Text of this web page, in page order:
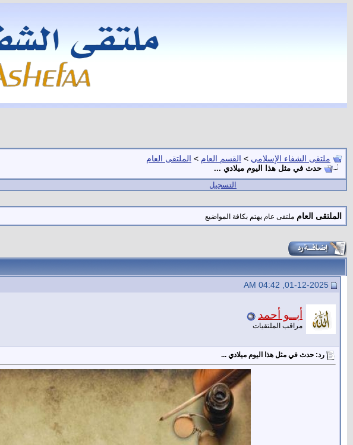
ملتقى الشفاء الإسلامي > القسم العام > الملتقى العام
حدث في مثل هذا اليوم ميلادي ...
التسجيل
الملتقى العام ملتقى عام يهتم بكافة المواضيع
أبــو أحمد
مراقب الملتقيات
رد: حدث في مثل هذا اليوم ميلادي ...